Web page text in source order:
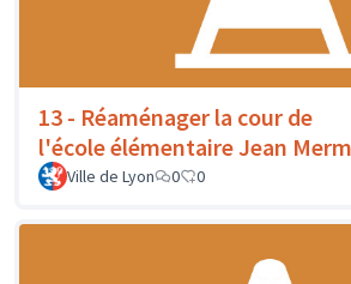
13 - Réaménager la cour de
l'école élémentaire Jean
Ville de Lyon
0 0